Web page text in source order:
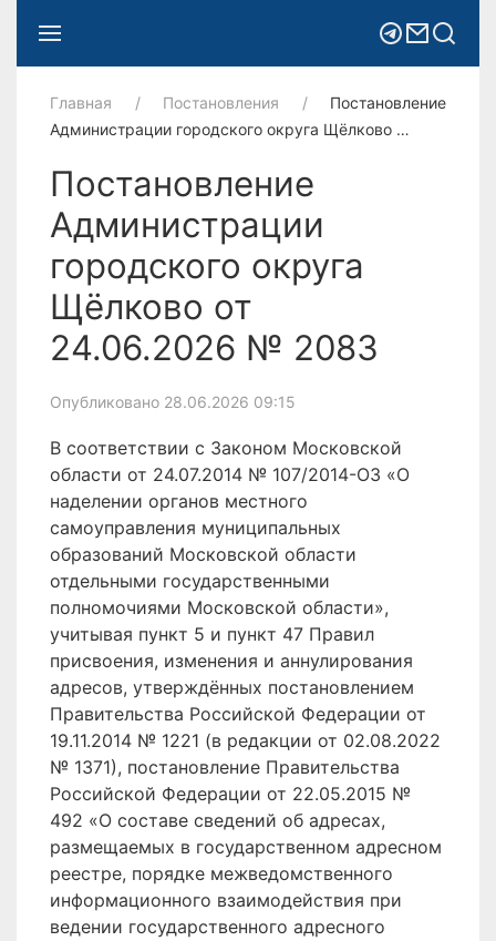
Главная Постановления
Постановление
Администрации городского округа Щёлково …
Постановление
Администрации
городского округа
Щёлково от
24.06.2026 № 2083
Опубликовано 28.06.2026 09:15
В соответствии с Законом Московской
области от 24.07.2014 № 107/2014-ОЗ «О
наделении органов местного
самоуправления муниципальных
образований Московской области
отдельными государственными
полномочиями Московской области»,
учитывая пункт 5 и пункт 47 Правил
присвоения, изменения и аннулирования
адресов, утверждённых постановлением
Правительства Российской Федерации от
19.11.2014 № 1221 (в редакции от 02.08.2022
№ 1371), постановление Правительства
Российской Федерации от 22.05.2015 №
492 «О составе сведений об адресах,
размещаемых в государственном адресном
реестре, порядке межведомственного
информационного взаимодействия при
ведении государственного адресного